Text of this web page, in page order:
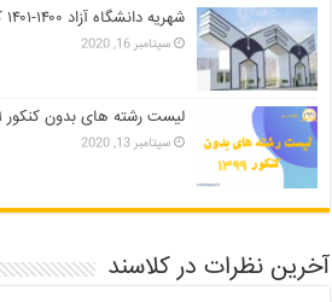
شهریه دانشگاه آزاد ۱۴۰۰-۱۴۰۱ کارشناسی، ارشد و دکتری
سپتامبر 16, 2020
لیست رشته های بدون کنکور ۹۹ و تمدید ظرفیت ۹۹
سپتامبر 13, 2020
آخرین نظرات در کلاسند